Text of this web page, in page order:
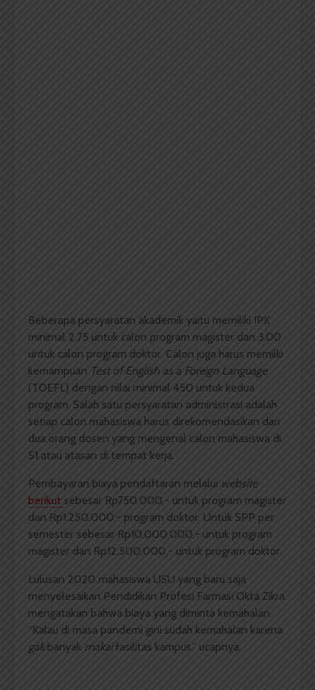
Beberapa persyaratan akademik yaitu memiliki IPK
minimal 2.75 untuk calon program magister dan 3.00
untuk calon program doktor. Calon juga harus memilki
kemampuan Test of English as a Foreign Language
(TOEFL) dengan nilai minimal 450 untuk kedua
program. Salah satu persyaratan administrasi adalah
setiap calon mahasiswa harus direkomendasikan dari
dua orang dosen yang mengenal calon mahasiswa di
S1 atau atasan di tempat kerja.
Pembayaran biaya pendaftaran melalui website
berikut sebesar Rp750.000,- untuk program magister
dan Rp1.250.000,- program doktor. Untuk SPP per
semester sebesar Rp10.000.000,- untuk program
magister dan Rp12.500.000,- untuk program doktor.
Lulusan 2020 mahasiswa USU yang baru saja
menyelesaikan Pendidikan Profesi Farmasi Okta Zikra
mengatakan bahwa biaya yang diminta kemahalan,
“Kalau di masa pandemi gini sudah kemahalan karena
gakbanyak makaifasilitas kampus,” ucapnya.